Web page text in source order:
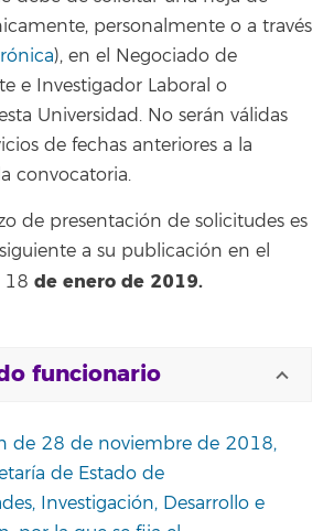
personalmente o a través
), en el Negociado de
e Investigador Laboral o
Universidad. No serán válidas
de fechas anteriores a la
convocatoria.
de presentación de solicitudes es
a su publicación en el
18 de enero de 2019.
funcionario
de 28 de noviembre de 2018,
de Estado de
Investigación, Desarrollo e